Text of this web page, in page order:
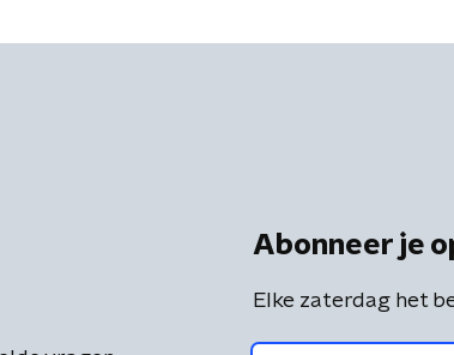
Abonneer je
Elke zaterdag het